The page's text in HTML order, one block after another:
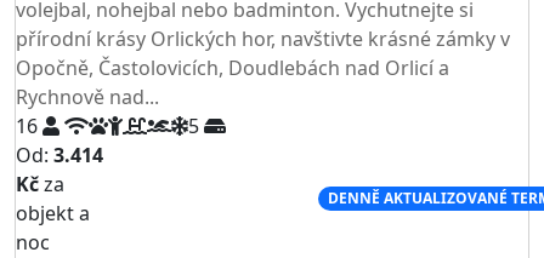
volejbal, nohejbal nebo badminton. Vychutnejte si
přírodní krásy Orlických hor, navštivte krásné zámky v
Opočně, Častolovicích, Doudlebách nad Orlicí a
Rychnově nad...
16
5
Od: 3.414
Kčza
objekt a
noc
DENNĚ AKTUALIZOVANÉ